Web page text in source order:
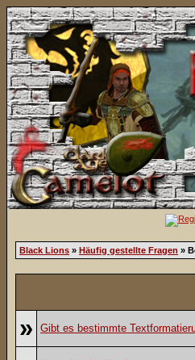
Black Lions » Häufig gestellte Fragen »
»
Gibt es bestimmte